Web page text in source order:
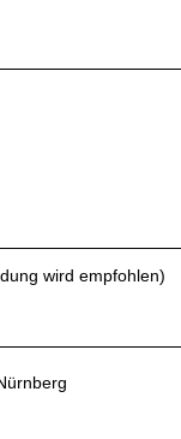
wird empfohlen)